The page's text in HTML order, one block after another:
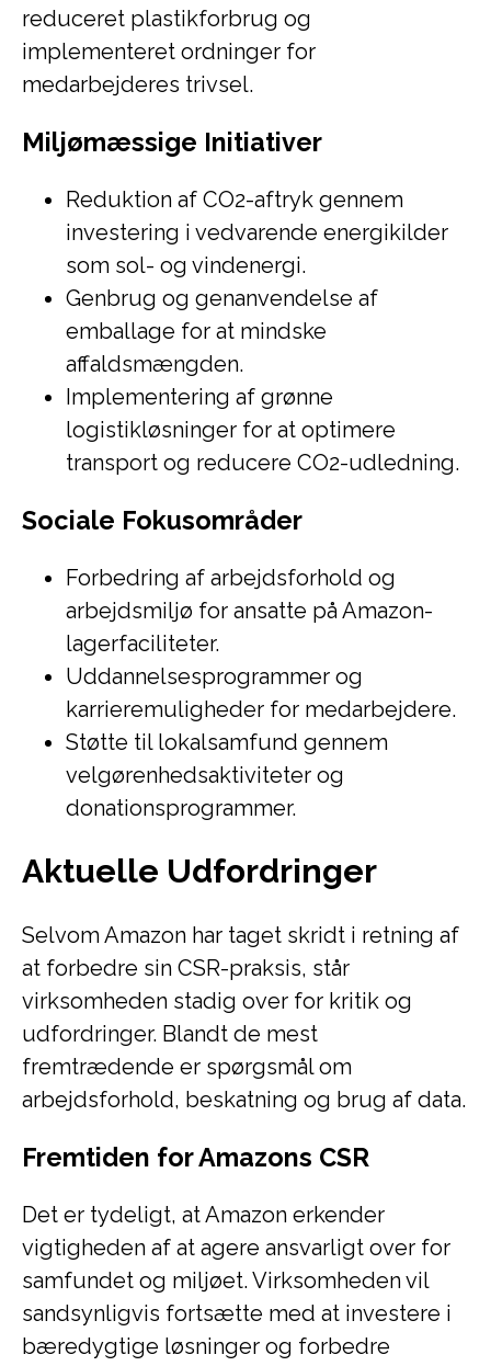
reduceret plastikforbrug og
implementeret ordninger for
medarbejderes trivsel.
Miljømæssige Initiativer
Reduktion af CO2-aftryk gennem
investering i vedvarende energikilder
som sol- og vindenergi.
Genbrug og genanvendelse af
emballage for at mindske
affaldsmængden.
Implementering af grønne
logistikløsninger for at optimere
transport og reducere CO2-udledning.
Sociale Fokusområder
Forbedring af arbejdsforhold og
arbejdsmiljø for ansatte på Amazon-
lagerfaciliteter.
Uddannelsesprogrammer og
karrieremuligheder for medarbejdere.
Støtte til lokalsamfund gennem
velgørenhedsaktiviteter og
donationsprogrammer.
Aktuelle Udfordringer
Selvom Amazon har taget skridt i retning af
at forbedre sin CSR-praksis, står
virksomheden stadig over for kritik og
udfordringer. Blandt de mest
fremtrædende er spørgsmål om
arbejdsforhold, beskatning og brug af data.
Fremtiden for Amazons CSR
Det er tydeligt, at Amazon erkender
vigtigheden af at agere ansvarligt over for
samfundet og miljøet. Virksomheden vil
sandsynligvis fortsætte med at investere i
bæredygtige løsninger og forbedre